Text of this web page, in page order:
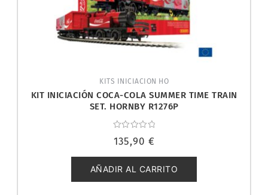
KITS INICIACION HO
KIT INICIACIÓN COCA-COLA SUMMER TIME TRAIN
SET. HORNBY R1276P
con
de
5
135,90 €
AÑADIR AL CARRITO